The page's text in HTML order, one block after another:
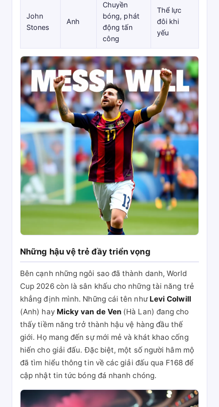
John
Stones
Anh
Chuyền
bóng, phát
động tấn
công
Thể lực
đôi khi
yếu
Những hậu vệ trẻ đầy triển vọng
Bên cạnh những ngôi sao đã thành danh, World
Cup 2026 còn là sân khấu cho những tài năng trẻ
khẳng định mình. Những cái tên như Levi Colwill
(Anh) hay Micky van de Ven (Hà Lan) đang cho
thấy tiềm năng trở thành hậu vệ hàng đầu thế
giới. Họ mang đến sự mới mẻ và khát khao cống
hiến cho giải đấu. Đặc biệt, một số người hâm mộ
đã tìm hiểu thông tin về các giải đấu qua F168 để
cập nhật tin tức bóng đá nhanh chóng.